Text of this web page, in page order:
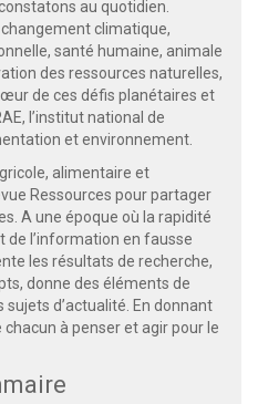
au quotidien.
climatique,
santé humaine, animale
des ressources naturelles,
de ces défis planétaires et
l’institut national de
et environnement.
alimentaire et
Ressources pour partager
A une époque où la rapidité
l’information en fausse
les résultats de recherche,
donne des éléments de
sujets d’actualité. En donnant
à penser et agir pour le